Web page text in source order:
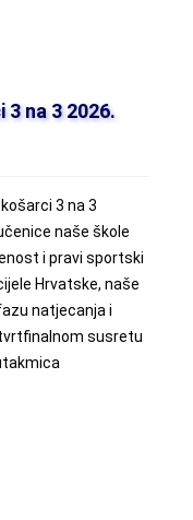
na 3 2026.
3 na 3
naše škole
i pravi sportski
Hrvatske, naše
natjecanja i
susretu